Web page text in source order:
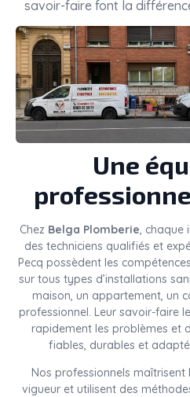
savoir-faire font la
Une
Chez Belga Plomberie ,
des techniciens qualifiés et
Pecq possèdent les
sur tous types d’installations
maison, un appartement, un
professionnel. Leur savoir-faire
rapidement les problèmes et
fiables, durables et
Nos professionnels maîtrisent
vigueur et utilisent des